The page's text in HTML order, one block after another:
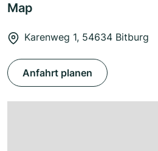
Map
Karenweg 1, 54634 Bitburg
Anfahrt planen